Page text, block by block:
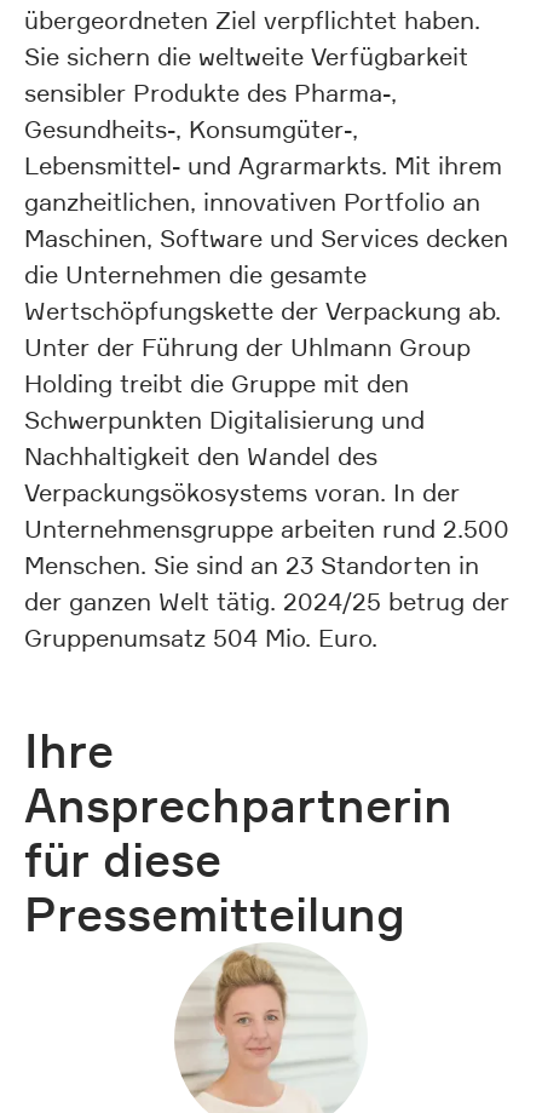
übergeordneten Ziel verpflichtet haben.
Sie sichern die weltweite Verfügbarkeit
sensibler Produkte des Pharma-,
Gesundheits-, Konsumgüter-,
Lebensmittel- und Agrarmarkts. Mit ihrem
ganzheitlichen, innovativen Portfolio an
Maschinen, Software und Services decken
die Unternehmen die gesamte
Wertschöpfungskette der Verpackung ab.
Unter der Führung der Uhlmann Group
Holding treibt die Gruppe mit den
Schwerpunkten Digitalisierung und
Nachhaltigkeit den Wandel des
Verpackungsökosystems voran. In der
Unternehmensgruppe arbeiten rund 2.500
Menschen. Sie sind an 23 Standorten in
der ganzen Welt tätig. 2024/25 betrug der
Gruppenumsatz 504 Mio. Euro.
Ihre
Ansprechpartnerin
für diese
Pressemitteilung